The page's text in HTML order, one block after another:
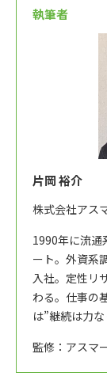
執筆者
片岡 裕介
株式会社アス
1990年に流通
ート。外資系
入社。定性リ
わる。仕事の
は”継続は力な
監修：アスマ